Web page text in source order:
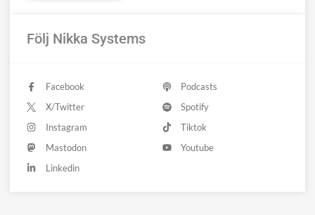
Följ Nikka Systems
Facebook
X/Twitter
Instagram
Mastodon
Linkedin
Podcasts
Spotify
Tiktok
Youtube